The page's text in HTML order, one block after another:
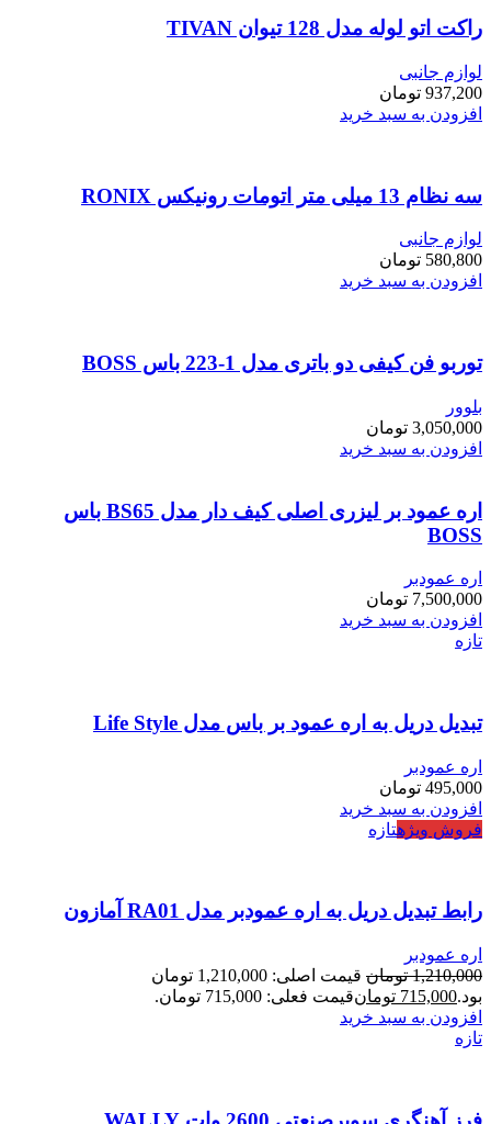
راکت اتو لوله مدل 128 تیوان TIVAN
لوازم جانبی
937,200 تومان
افزودن به سبد خرید
سه نظام 13 میلی متر اتومات رونیکس RONIX
لوازم جانبی
580,800 تومان
افزودن به سبد خرید
توربو فن کیفی دو باتری مدل 1-223 باس BOSS
بلوور
3,050,000 تومان
افزودن به سبد خرید
اره عمود بر لیزری اصلی کیف دار مدل BS65 باس
BOSS
اره عمودبر
7,500,000 تومان
افزودن به سبد خرید
تازه
تبدیل دریل به اره عمود بر باس مدل Life Style
اره عمودبر
495,000 تومان
افزودن به سبد خرید
فروش ویژهتازه
رابط تبدیل دریل به اره عمودبر مدل RA01 آمازون
اره عمودبر
1,210,000 تومان
قیمت اصلی: 1,210,000 تومان
بود.715,000 تومانقیمت فعلی: 715,000 تومان.
افزودن به سبد خرید
تازه